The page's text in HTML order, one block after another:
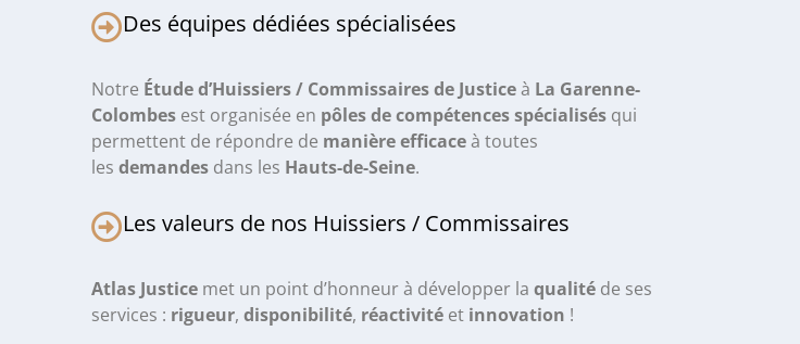
Des équipes dédiées spécialisées
Notre Étude d’Huissiers / Commissaires de Justiceà La Garenne-
Colombes est organisée en pôles de compétences spécialisés qui
permettent de répondre de manière efficaceà toutes
les demandes dans les Hauts-de-Seine.
Les valeurs de nos Huissiers / Commissaires
Atlas Justice met un point d’honneur à développer la qualité de ses
services : rigueur, disponibilité, réactivité et innovation !